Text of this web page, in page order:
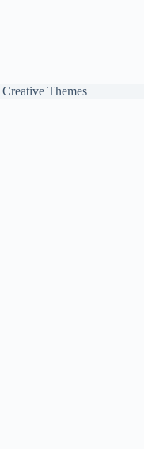
Creative Themes